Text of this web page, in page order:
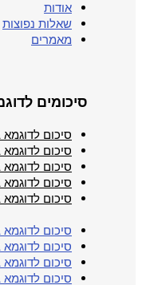
אודות
שאלות נפוצות
מאמרים
סיכומים
סיכום
סיכום לדוגמא
סיכום לדוגמא
סיכום
סיכום לדוגמא
סיכום
סיכום לדוגמא
סיכום לדוגמא
סיכום